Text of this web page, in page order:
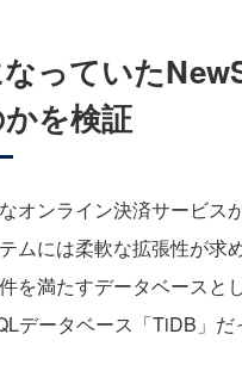
っていた
を検証
オンライン決済サービス
ムには柔軟な拡張性が求
を満たすデータベースと
データベース「TiDB」だ